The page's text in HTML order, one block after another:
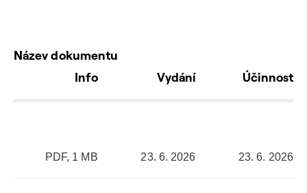
Název dokumentu
Info
Vydání Účinnost
PDF, 1 MB 23. 6. 2026 23. 6. 2026